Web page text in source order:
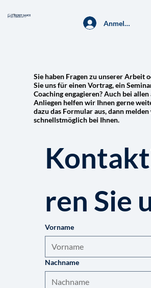
Anmelden
ren Sie
Vorname
Nachname
Sie haben Fragen zu unserer Arbeit
Sie uns für einen Vortrag, ein
Coaching engagieren? Auch bei
Anliegen helfen wir Ihnen gerne
dazu das Formular aus, dann
schnellstmöglich bei Ihnen.